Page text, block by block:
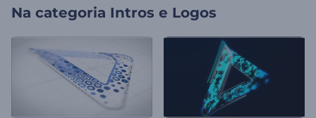
Na categoria Intros e Logos